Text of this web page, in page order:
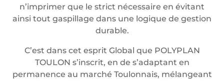
n’imprimer que le strict nécessaire en évitant
ainsi tout gaspillage dans une logique de gestion
durable.
C’est dans cet esprit Global que POLYPLAN
TOULON s’inscrit, en de s’adaptant en
permanence au marché Toulonnais, mélangeant